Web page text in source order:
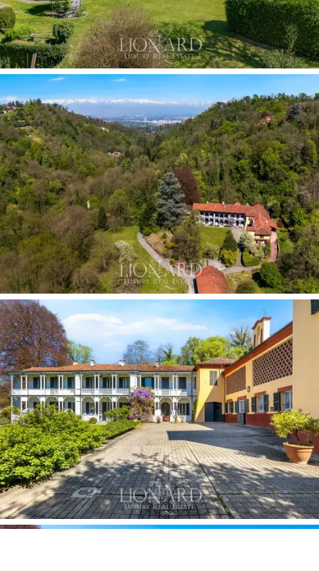
이 공원은 이 저택의 진정한 하이라이트입니다.약
1.7헥타르에 달하는 넓은 면적은,주변 부지 규모
가 수천 제곱미터를 넘는 경우가 드문 곳에서 빌
라를 둘러싼 아늑한 녹지 공간을 만들어냅니다. 과
거 언덕 위의 대저택에서 볼 수 있었던 건축 환경
과 자연이 조화롭게 어우러진 모습은 감탄을 자아
냅니다.산책로,탁 트인 전망을 감상할 수 있는 개
방 공간, 울창한 나무 그늘 아래 자리한 휴식처, 스
포츠 활동이나 개인 정원 가꾸기에 적합한 평지
등이 자연스럽게 이어져 사계절 내내 색다른 매력
을 선사합니다.